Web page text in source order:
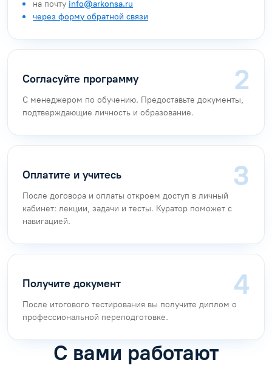
на почту info@arkonsa.ru
через форму обратной связи
Согласуйте программу
С менеджером по обучению. Предоставьте документы,
подтверждающие личность и образование.
Оплатите и учитесь
После договора и оплаты откроем доступ в личный
кабинет: лекции, задачи и тесты. Куратор поможет с
навигацией.
Получите документ
После итогового тестирования вы получите диплом о
профессиональной переподготовке.
С вами работают